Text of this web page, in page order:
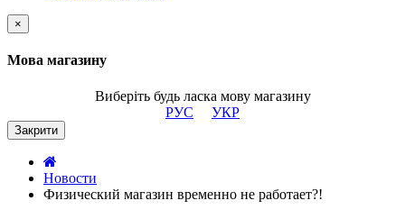
×
Мова магазину
Виберіть будь ласка мову магазину
РУС
УКР
Закрити
Новости
Физический магазин временно не работает?!